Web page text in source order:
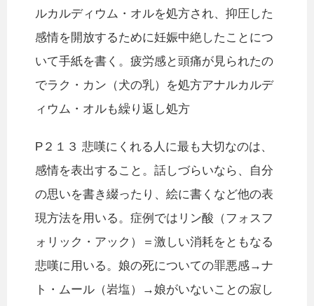
ルカルディウム・オルを処方され、抑圧した
感情を開放するために妊娠中絶したことにつ
いて手紙を書く。疲労感と頭痛が見られたの
でラク・カン（犬の乳）を処方アナルカルデ
ィウム・オルも繰り返し処方
P２１３ 悲嘆にくれる人に最も大切なのは、
感情を表出すること。話しづらいなら、自分
の思いを書き綴ったり、絵に書くなど他の表
現方法を用いる。症例ではリン酸（フォスフ
ォリック・アック）＝激しい消耗をともなる
悲嘆に用いる。娘の死についての罪悪感→ナ
ト・ムール（岩塩）→娘がいないことの寂し